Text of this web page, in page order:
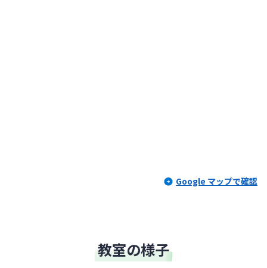
Google マップで確認
教室の様子